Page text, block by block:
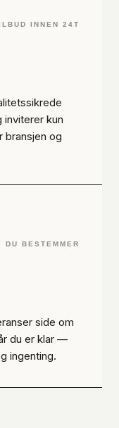
INNEN 24T
inviterer kun
bransjen og
DU BESTEMMER
side om
du er klar —
ingenting.